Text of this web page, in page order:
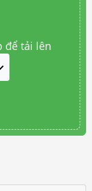
để tải lên